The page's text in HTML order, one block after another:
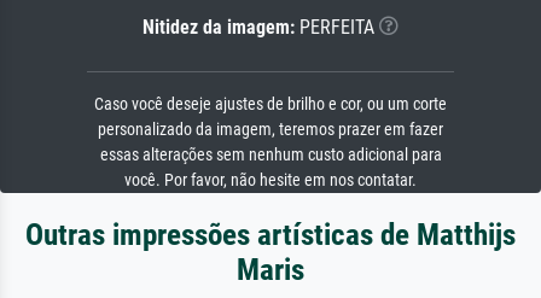
Nitidez da imagem: PERFEITA
Caso você deseje ajustes de brilho e cor, ou um corte
personalizado da imagem, teremos prazer em fazer
essas alterações sem nenhum custo adicional para
você. Por favor, não hesite em nos contatar.
Outras impressões artísticas de Matthijs
Maris